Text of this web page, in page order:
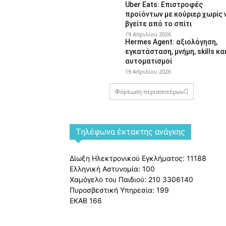
Uber Eats: Επιστροφές
προϊόντων με κούριερ χωρίς
βγείτε από το σπίτι
19 Απριλίου 2026
Hermes Agent: αξιολόγηση,
εγκατάσταση, μνήμη, skills
αυτοματισμοί
19 Απριλίου 2026
Φόρτωση περισσοτέρων
Tηλέφωνα έκτακτης ανάγκης
Δίωξη Ηλεκτρονικού Εγκλήματος: 11188
Ελληνική Αστυνομία: 100
Χαμόγελο του Παιδιού: 210 3306140
Πυροσβεστική Υπηρεσία: 199
ΕΚΑΒ 166